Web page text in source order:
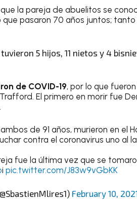
la pareja de abuelitos se
pasaron 70 años juntos;
tuvieron 5 hijos, 11 nietos y 4
de COVID-19, por lo que
El primero en morir fue
de 91 años, murieron en el
contra el coronavirus uno al
fue la última vez que se
i pic.twitter.com/J83w9vGbKK
February 10,